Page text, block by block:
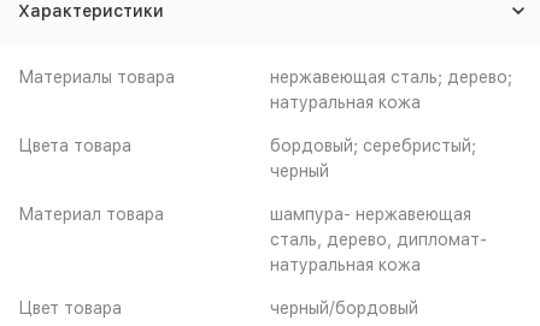
Характеристики
Материалы товара
нержавеющая cталь; дерево;
натуральная кожа
Цвета товара
бордовый; серебристый;
черный
Материал товара
шампура- нержавеющая
сталь, дерево, дипломат-
натуральная кожа
Цвет товара черный/бордовый